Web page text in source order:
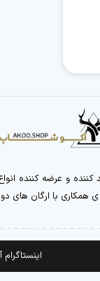
کننده و عرضه کننده
ی همکاری با ارگان